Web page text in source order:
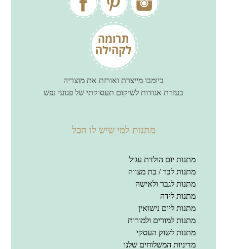
ביומבו מייצרת ואורזת את מוצריה
בעזרת אגודות לשיקום תעסוקתי של פגועי נפש
מתנות למי שיש לו הכל
מתנות יום הולדת עגול
מתנות לבר / בת מצווה
מתנות לגבר ולאישה
מתנות לידה
מתנות ליום נישואין
מתנות למורים ולמורות
מתנות לשוק העסקי
מדיניות המשלוחים שלנו